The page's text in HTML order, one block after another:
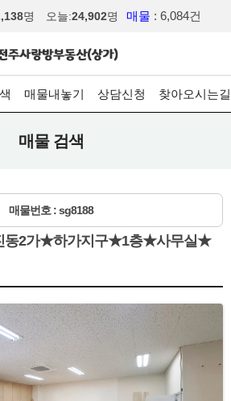
명 오늘:24,902명 매물 : 6,084건
매물내놓기 상담신청 찾아오시는길
매물 검색
매물번호 : sg8188
동2가★하가지구★1층★사무실★